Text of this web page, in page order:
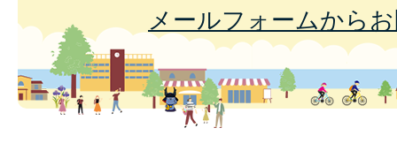
メールフォームから